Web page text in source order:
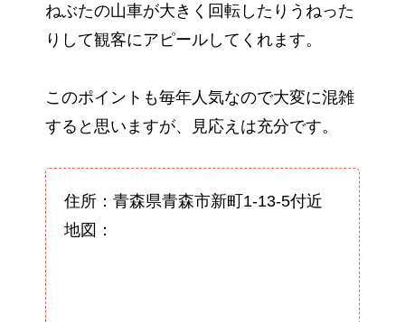
ねぶたの山車が大きく回転したりうねった
りして観客にアピールしてくれます。
このポイントも毎年人気なので大変に混雑
すると思いますが、見応えは充分です。
住所：青森県青森市新町1-13-5付近
地図：